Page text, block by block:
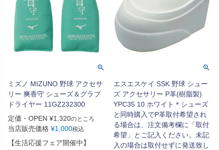
ミズノ MIZUNO 野球 アクセサ
リー 爽香守 シューズ＆グラブ
ドライヤー 11GZ232300
定価・OPEN ¥1,320のところ
当店販売価格 ¥1,000税込
【生活応援フェア開催中】
エスエスケイ SSK 野球 シュー
ズ アクセサリー P革(樹脂製)
YPC35 10 ホワイト＊シューズ
と同時購入でP革取付希望され
る場合は、注文備考欄に「取付
希望」とご記入ください。未記
入の場合は取付せずに発送致し